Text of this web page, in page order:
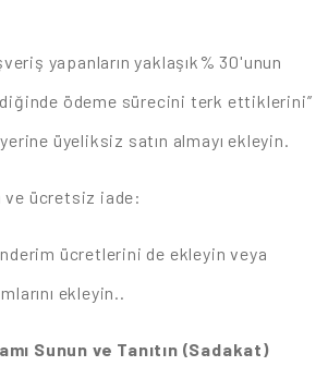
yapanların yaklaşık% 30'unun
ödeme sürecini terk ettiklerini’’
üyeliksiz satın almayı ekleyin.
ve ücretsiz iade:
ücretlerini de ekleyin veya
ekleyin..
Sunun ve Tanıtın (Sadakat)